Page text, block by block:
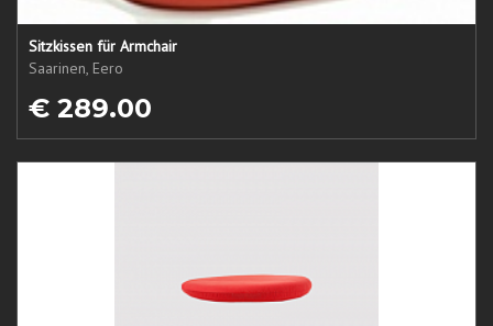
Sitzkissen für Armchair
Saarinen, Eero
€ 289.00